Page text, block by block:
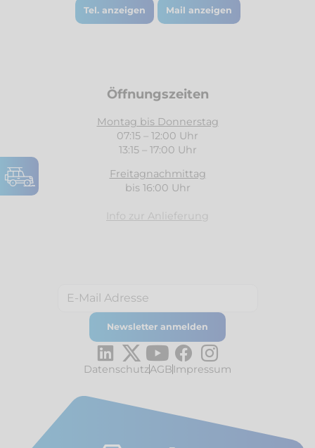
Tel. anzeigen Mail anzeigen
Öffnungszeiten
Montag bis Donnerstag
07:15 – 12:00 Uhr
13:15 – 17:00 Uhr
Freitagnachmittag
bis 16:00 Uhr
Info zur Anlieferung
DatenschutzAGB Impressum